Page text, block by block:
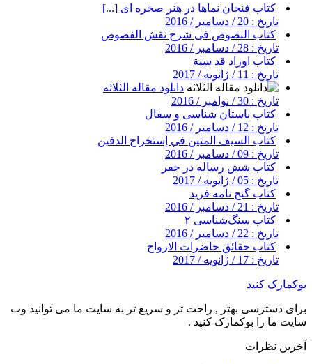
کتاب فنجان نماها در هنر صخره ای [...]
تاریخ : 20 / دسامبر / 2016
کتاب النصوص فی شرح نقش الفصوص
تاریخ : 28 / دسامبر / 2016
کتاب اوراد قد سیة
تاریخ : 11 / ژانویه / 2017
دانلود مقاله الثلاثه
تاریخ : 30 / نوامبر / 2016
کتاب باستان شناسی و سفال
تاریخ : 12 / دسامبر / 2016
کتاب السيف المتين في إستخراج الدفين
تاریخ : 09 / دسامبر / 2016
کتاب شش رساله در جفر
تاریخ : 05 / ژانویه / 2017
کتاب گنج نامه فرید
تاریخ : 21 / دسامبر / 2016
کتاب سنگ‌شناسی ۲
تاریخ : 22 / دسامبر / 2016
کتاب حقائق حاضرات الارواح
تاریخ : 17 / ژانویه / 2017
بوکمارک کنید
برای دسترسی بهتر , راحت تر و سریع تر به سایت ما می توانید وب
سایت ما را بوکمارک کنید .
آخرین نظرات